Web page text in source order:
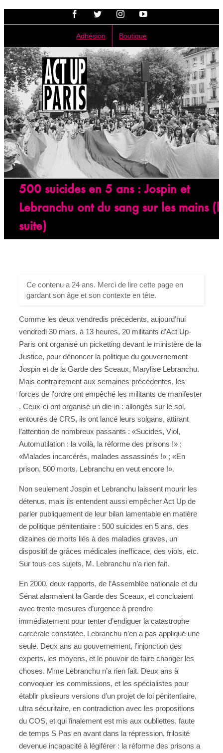
Passer
FacebookTwitterInstagramYouTube
Adhésion Boutique
500 suicides en 5 ans : Jospin et
Lebranchu ont du sang sur les mains
suite)
Ce contenu a 24 ans. Merci de lire cette page en
gardant son âge et son contexte en tête.
Comme les deux vendredis précédents, aujourd’hui
vendredi 30 mars, à 13 heures, 20 militants d’Act Up-
Paris ont organisé un picketting devant le ministère de la
Justice, pour dénoncer la politique du gouvernement
Jospin et de la Garde des Sceaux, Marylise Lebranchu.
Mais contrairement aux semaines précédentes, les
forces de l’ordre ont empêché les militants de manifester
. Ceux-ci ont organisé un die-in : allongés sur le sol,
entourés de CRS, ils ont lancé leurs solgans, attirant
l’attention de nombreux passants : «Sucides, Viol,
Automutilation : la voilà, la réforme des prisons !» ;
«Malades incarcérés, malades assassinés !» ; «En
prison, 500 morts, Lebranchu en veut encore !».
Non seulement Jospin et Lebranchu laissent mourir les
détenus, mais ils entendent aussi empêcher Act Up de
parler publiquement de leur bilan lamentable en matière
de politique pénitentiaire : 500 suicides en 5 ans, des
dizaines de morts liés à des maladies graves, un
dispositif de grâces médicales inefficace, des viols, etc.
Sur tous ces sujets, M. Lebranchu n’a rien fait.
En 2000, deux rapports, de l’Assemblée nationale et du
Sénat alarmaient la Garde des Sceaux, et concluaient
avec trente mesures d’urgence à prendre
immédiatement pour tenter d’endiguer la catastrophe
carcérale constatée. Lebranchu n’en a pas appliqué une
seule. Deux ans au gouvernement, l’injonction des
experts, les moyens, et le pouvoir de faire changer les
choses. Mme Lebranchu n’a rien fait. Deux ans à
convoquer les commissions, et les spécialistes pour
établir plusieurs versions d’un projet de loi pénitentiaire,
ultra sécuritaire, en contradiction avec les propositions
du COS, et qui finalement est mis aux oubliettes, faute
de temps S Pas en avant dans la répression, frilosité
devenue incapacité à légiférer : la réforme des prisons a